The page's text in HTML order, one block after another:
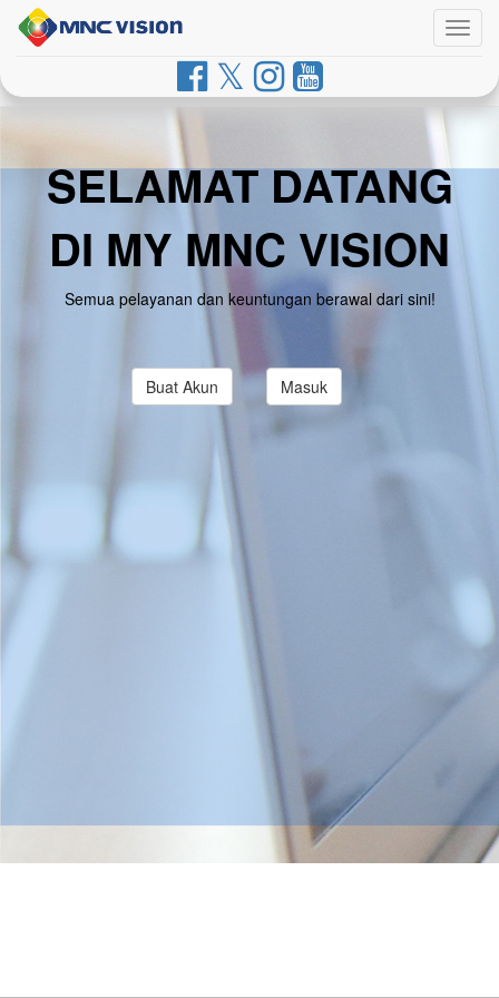
SELAMAT DATANG
DI MY MNC VISION
Semua pelayanan dan keuntungan berawal dari sini!
Buat Akun Masuk